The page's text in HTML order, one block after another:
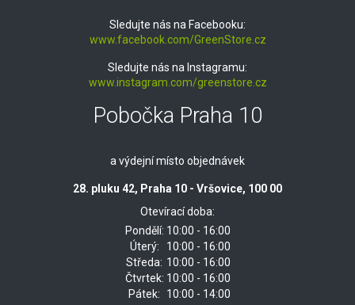
Sledujte nás na Facebooku:
www.facebook.com/GreenStore.cz
Sledujte nás na Instagramu:
www.instagram.com/greenstore.cz
Pobočka Praha 10
a výdejní místo objednávek
28. pluku 42, Praha 10 - Vršovice, 100 00
Otevírací doba:
Pondělí: 10:00 - 16:00
Úterý:
10:00 - 16:00
Středa: 10:00 - 16:00
Čtvrtek: 10:00 - 16:00
Pátek:
10:00 - 14:00